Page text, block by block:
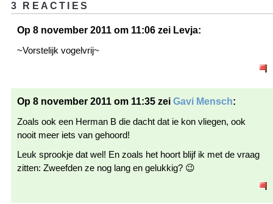
3 REACTIES
Op 8 november 2011 om 11:06 zei Levja:
~Vorstelijk vogelvrij~
Op 8 november 2011 om 11:35 zei Gavi Mensch:
Zoals ook een Herman B die dacht dat ie kon vliegen, ook
nooit meer iets van gehoord!
Leuk sprookje dat wel! En zoals het hoort blijf ik met de vraag
zitten: Zweefden ze nog lang en gelukkig? 😉